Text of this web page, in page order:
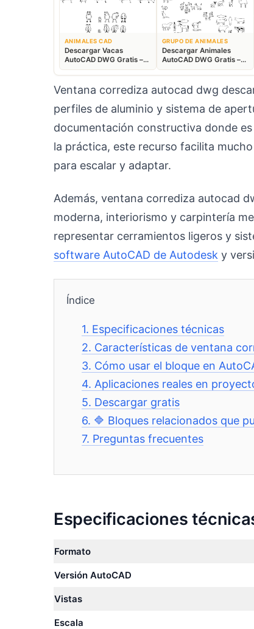
ANIMALES CAD
Descargar Vacas
AutoCAD DWG Gratis –
Bloques Ganaderos 2D
GRUPO DE ANIMALES
Descargar Animales
AutoCAD DWG Gratis –
Fauna 2D CAD
Ventana corrediza autocad dwg
perfiles de aluminio y sistema de
documentación constructiva donde
la práctica, este recurso facilita
para escalar y adaptar.
Además, ventana corrediza autocad
moderna, interiorismo y carpintería
representar cerramientos ligeros y
software AutoCAD de Autodesk y
Índice
1. Especificaciones técnicas
2. Características de ventana
3. Cómo usar el bloque en
4. Aplicaciones reales en
5. Descargar gratis
6. 🔷 Bloques relacionados que
7. Preguntas frecuentes
Especificaciones
Formato
Versión AutoCAD
Vistas
Escala